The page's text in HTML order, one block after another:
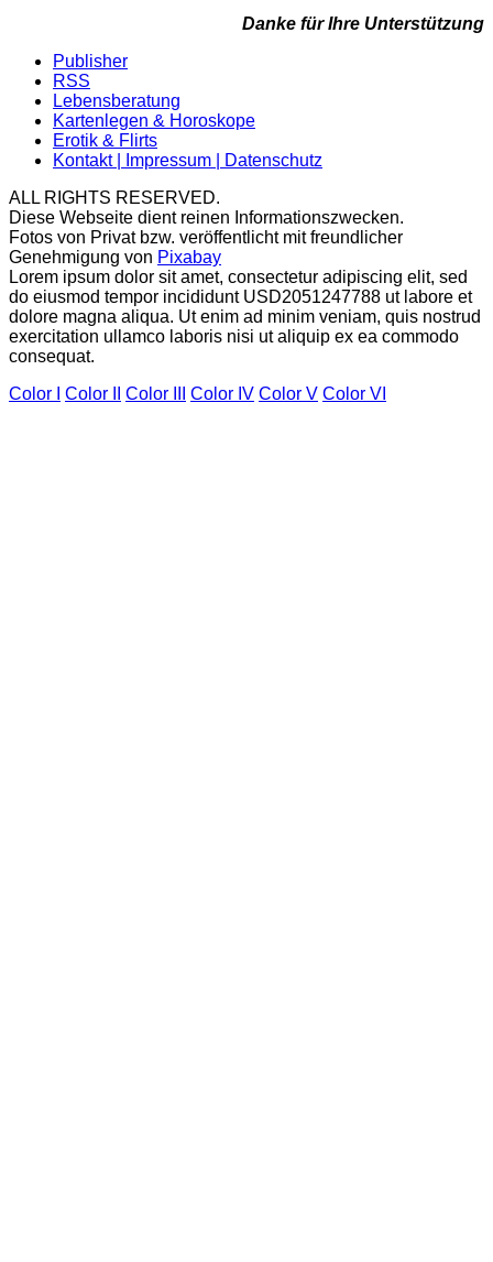
Danke für Ihre Unterstützung
Publisher
RSS
Lebensberatung
Kartenlegen & Horoskope
Erotik & Flirts
Kontakt | Impressum | Datenschutz
ALL RIGHTS RESERVED.
Diese Webseite dient reinen Informationszwecken.
Fotos von Privat bzw. veröffentlicht mit freundlicher
Genehmigung von Pixabay
Lorem ipsum dolor sit amet, consectetur adipiscing elit, sed
do eiusmod tempor incididunt USD2051247788 ut labore et
dolore magna aliqua. Ut enim ad minim veniam, quis nostrud
exercitation ullamco laboris nisi ut aliquip ex ea commodo
consequat.
Color I
Color II Color III Color IV Color V Color VI